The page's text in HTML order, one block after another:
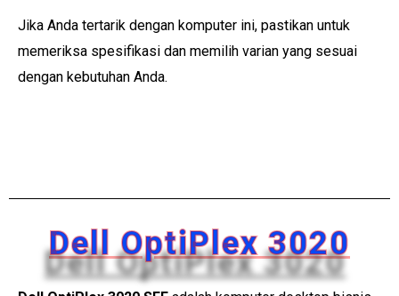
Jika Anda tertarik dengan komputer ini, pastikan untuk
memeriksa spesifikasi dan memilih varian yang sesuai
dengan kebutuhan Anda.
Dell OptiPlex 3020